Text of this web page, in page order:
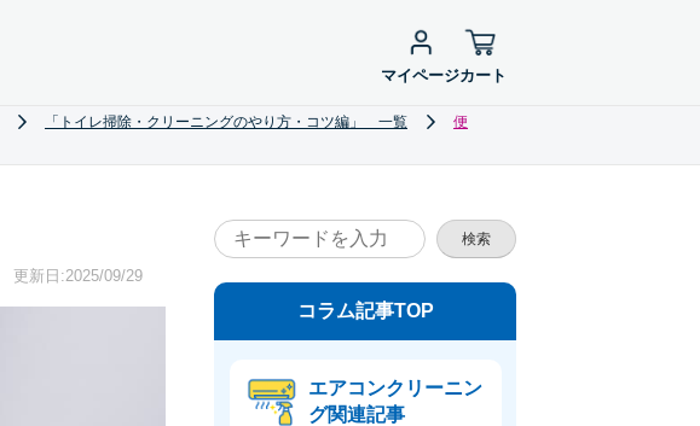
マイページカート
「トイレ掃除・クリーニングのやり方・コツ編」 一覧
便
更新日:2025/09/29
検索
コラム記事TOP
エアコンクリーニン
グ関連記事